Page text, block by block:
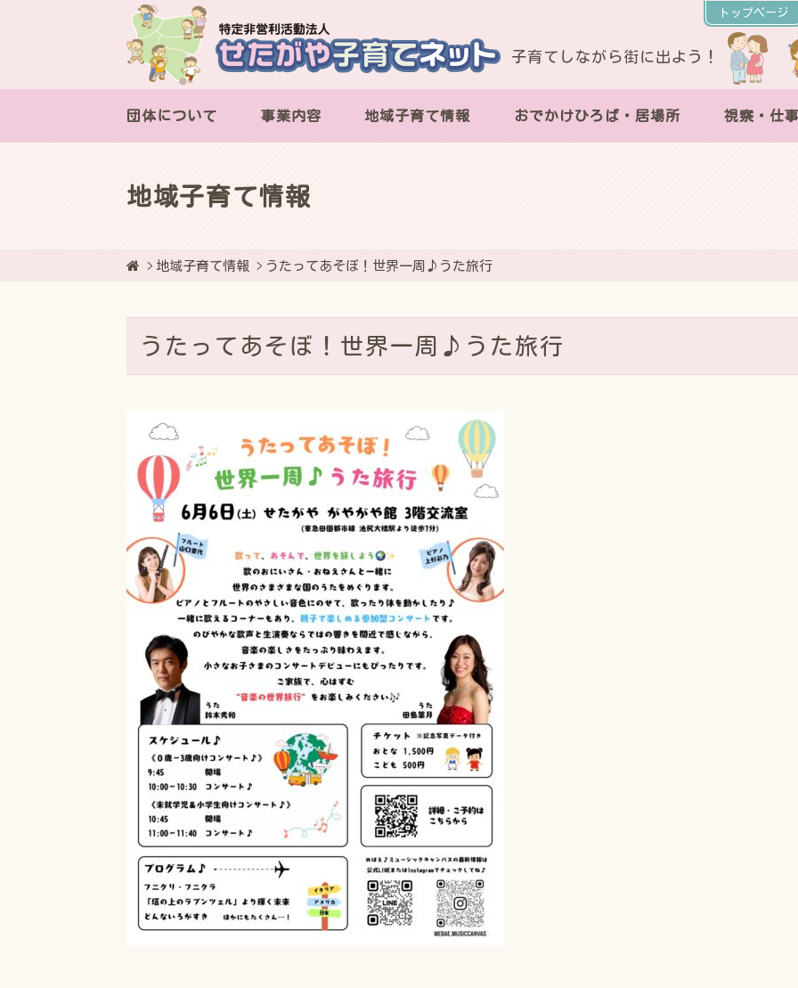
子育てしながら街に出よう！
トップページ
団体について 事業内容 地域子育て情報 おでかけひろば・居場所 視察・仕
地域子育て情報
地域子育て情報 うたってあそぼ！世界一周♪うた旅行
うたってあそぼ！世界一周♪うた旅行